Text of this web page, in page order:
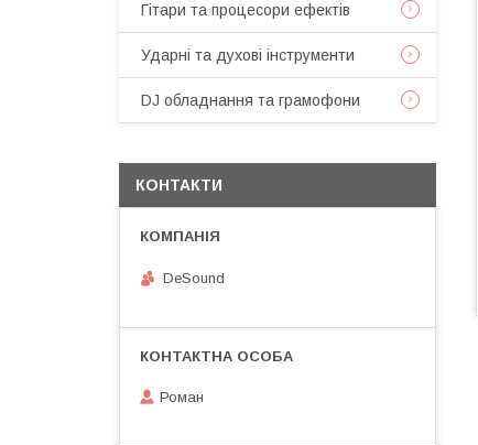
Гітари та процесори ефектів
Ударні та духові інструменти
DJ обладнання та грамофони
КОНТАКТИ
DeSound
Роман